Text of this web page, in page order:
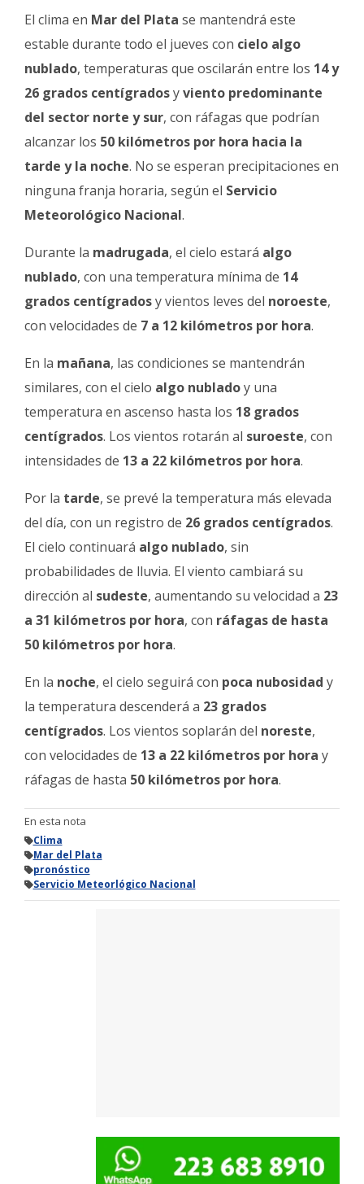
de
Familia
Clasificados
Fúnebres
El clima en Mar del Plata se mantendrá este
estable durante todo el jueves con cielo algo
nublado, temperaturas que oscilarán entre los 14 y
26 grados centígradosyviento predominante
del sector norte y sur, con ráfagas que podrían
alcanzar los 50 kilómetros por hora hacia la
tarde y la noche. No se esperan precipitaciones en
ninguna franja horaria, según el Servicio
Meteorológico Nacional.
Durante la madrugada, el cielo estará algo
nublado, con una temperatura mínima de 14
grados centígradosy vientos leves del noroeste,
con velocidades de 7 a 12 kilómetros por hora.
En la mañana, las condiciones se mantendrán
similares, con el cielo algo nubladoy una
temperatura en ascenso hasta los 18 grados
centígrados. Los vientos rotarán al suroeste, con
intensidades de 13 a 22 kilómetros por hora.
Por la tarde, se prevé la temperatura más elevada
del día, con un registro de 26 grados centígrados.
El cielo continuará algo nublado, sin
probabilidades de lluvia. El viento cambiará su
dirección al sudeste, aumentando su velocidad a 23
a 31 kilómetros por hora, con ráfagas de hasta
50 kilómetros por hora.
En la noche, el cielo seguirá con poca nubosidad y
la temperatura descenderá a 23 grados
centígrados. Los vientos soplarán del noreste,
con velocidades de 13 a 22 kilómetros por hora y
ráfagas de hasta 50 kilómetros por hora.
En esta nota
Clima
Mar del Plata
pronóstico
Servicio Meteorlógico Nacional